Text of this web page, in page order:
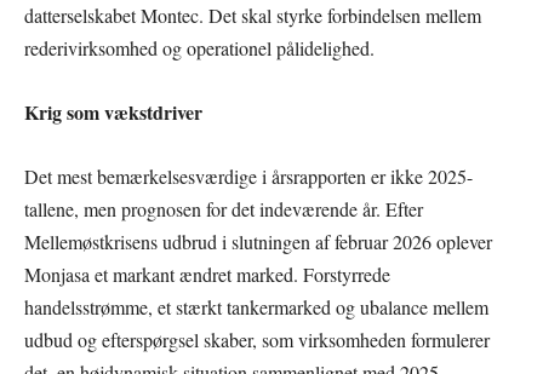
datterselskabet Montec. Det skal styrke forbindelsen mellem
rederivirksomhed og operationel pålidelighed.
Krig som vækstdriver
Det mest bemærkelsesværdige i årsrapporten er ikke 2025-
tallene, men prognosen for det indeværende år. Efter
Mellemøstkrisens udbrud i slutningen af februar 2026 oplever
Monjasa et markant ændret marked. Forstyrrede
handelsstrømme, et stærkt tankermarked og ubalance mellem
udbud og efterspørgsel skaber, som virksomheden formulerer